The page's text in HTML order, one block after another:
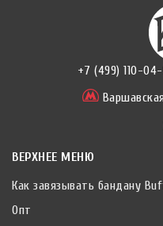
+7 (499) 110-
ВЕРХНЕЕ МЕНЮ
Как завязывать бандану
Опт